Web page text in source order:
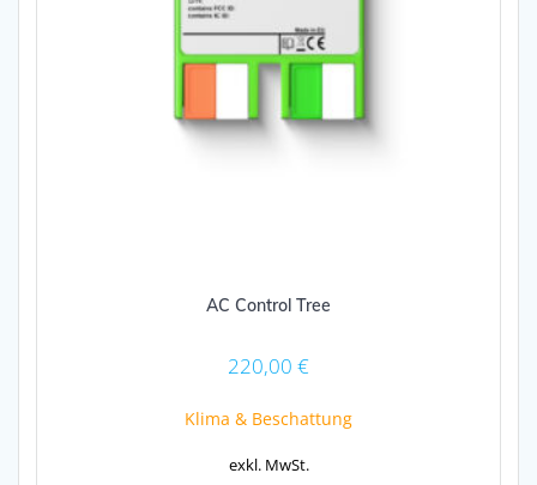
AC Control Tree
220,00 €
Klima & Beschattung
exkl. MwSt.